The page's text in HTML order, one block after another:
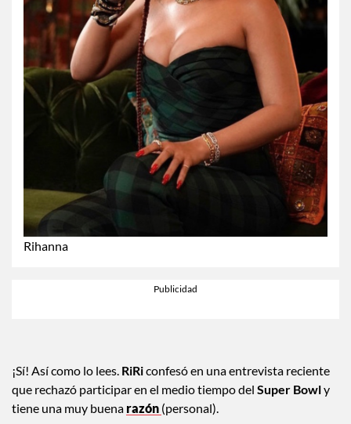
Rihanna
¡Sí! Así como lo lees. RiRiconfesó en una entrevista reciente
que rechazó participar en el medio tiempo del Super Bowly
tiene una muy buena razón (personal).